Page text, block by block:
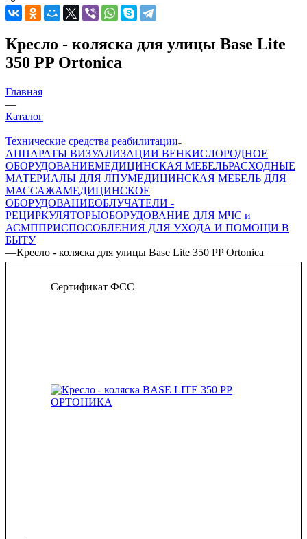
Кресло - коляска для улицы Base Lite
350 PP Ortonica
Главная
—
Каталог
—
Технические средства реабилитации
АППАРАТЫ ВИЗУАЛИЗАЦИИ ВЕНКИСЛОРОДНОЕ
ОБОРУДОВАНИЕМЕДИЦИНСКАЯ МЕБЕЛЬРАСХОДНЫЕ
МАТЕРИАЛЫ ДЛЯ ЛПУМЕДИЦИНСКАЯ МЕБЕЛЬ ДЛЯ
МАССАЖАМЕДИЦИНСКОЕ
ОБОРУДОВАНИЕОБЛУЧАТЕЛИ -
РЕЦИРКУЛЯТОРЫОБОРУДОВАНИЕ ДЛЯ МЧС и
АСМППРИСПОСОБЛЕНИЯ ДЛЯ УХОДА И ПОМОЩИ В
БЫТУ
—Кресло - коляска для улицы Base Lite 350 PP Ortonica
Сертификат ФСС